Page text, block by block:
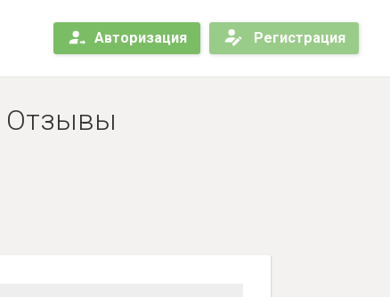
Авторизация Регистрация
Отзывы